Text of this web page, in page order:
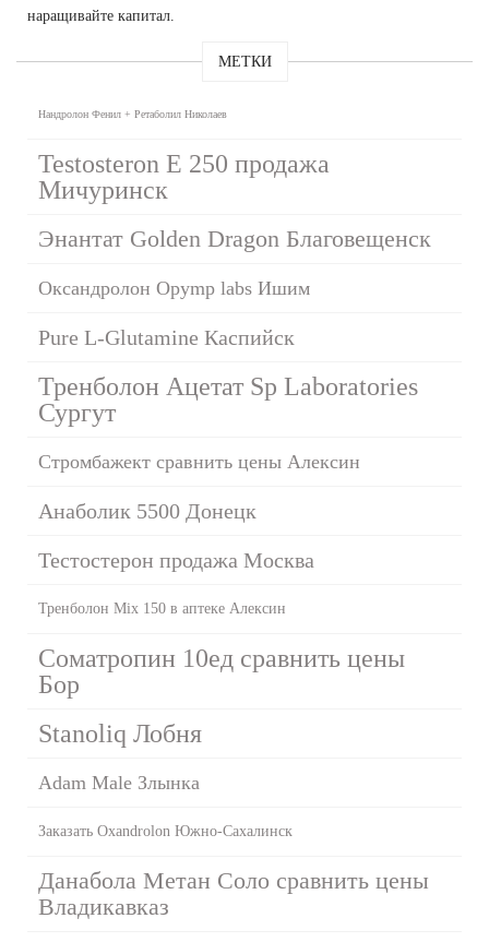
наращивайте капитал.
МЕТКИ
Нандролон Фенил + Ретаболил Николаев
Testosteron E 250 продажа
Мичуринск
Энантат Golden Dragon Благовещенск
Оксандролон Opymp labs Ишим
Pure L-Glutamine Каспийск
Тренболон Ацетат Sp Laboratories
Сургут
Стромбажект сравнить цены Алексин
Анаболик 5500 Донецк
Тестостерон продажа Москва
Тренболон Mix 150 в аптеке Алексин
Cоматропин 10ед сравнить цены
Бор
Stanoliq Лобня
Adam Male Злынка
Заказать Oxandrolon Южно-Сахалинск
Данабола Метан Соло сравнить цены
Владикавказ